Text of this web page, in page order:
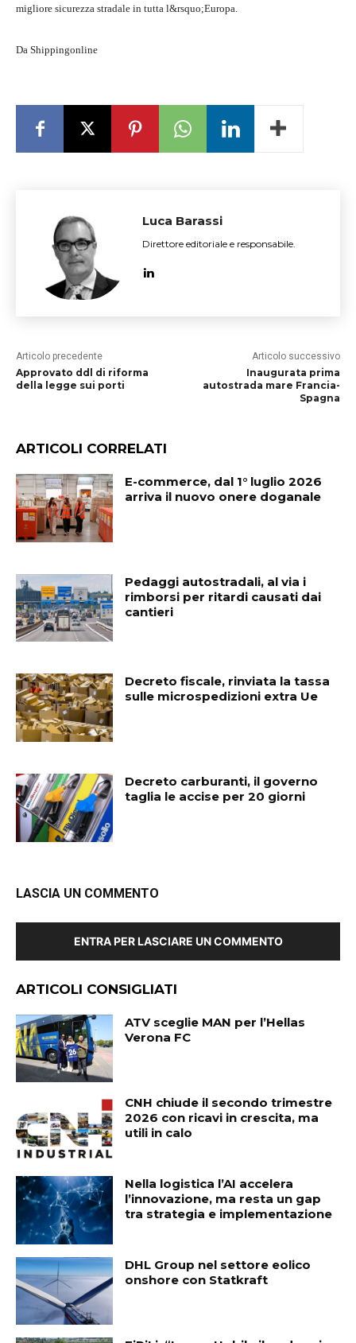
migliore sicurezza stradale in tutta l&rsquo;Europa.
Da Shippingonline
Luca Barassi
Direttore editoriale e responsabile.
Articolo precedente
Approvato ddl di riforma
della legge sui porti
Articolo successivo
Inaugurata prima
autostrada mare Francia-
Spagna
ARTICOLI CORRELATI
E-commerce, dal 1° luglio 2026
arriva il nuovo onere doganale
Pedaggi autostradali, al via i
rimborsi per ritardi causati dai
cantieri
Decreto fiscale, rinviata la tassa
sulle microspedizioni extra Ue
Decreto carburanti, il governo
taglia le accise per 20 giorni
LASCIA UN COMMENTO
ENTRA PER LASCIARE UN COMMENTO
ARTICOLI CONSIGLIATI
ATV sceglie MAN per l’Hellas
Verona FC
CNH chiude il secondo trimestre
2026 con ricavi in crescita, ma
utili in calo
Nella logistica l’AI accelera
l’innovazione, ma resta un gap
tra strategia e implementazione
DHL Group nel settore eolico
onshore con Statkraft